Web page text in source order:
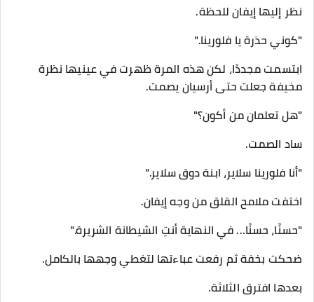
نظر إليها إيفان للحظة.
"كوني حذرة يا فلورينا."
ابتسمت مجددًا، لكن هذه المرة ظهرت في عينيها نظرة
مخيفة جعلت حتى أرسيان يصمت.
"هل تعلمان من أكون؟"
ساد الصمت.
"أنا فلورينا سلاير، ابنة دوق سلاير."
اختفت ملامح القلق من وجه إيفان.
"حسنًا، حسنًا... في النهاية أنتِ الشيطانة الشريرة."
ضحكت بخفة ثم رفعت عباءتها لتغطي وجهها بالكامل.
بعدها افترق الثلاثة.